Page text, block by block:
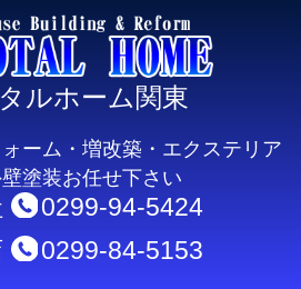
ルホーム関東
ーム・増改築・エクステリア
塗装お任せ下さい
0299-94-5424
0299-84-5153